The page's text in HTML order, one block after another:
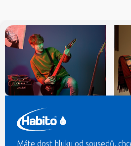
Máte dost hluku od sousedů,